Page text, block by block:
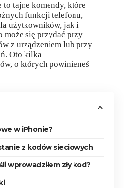
tajne komendy, które
funkcji telefonu,
użytkowników, jak i
może się przydać przy
z urządzeniem lub przy
Oto kilka
o których powinieneś
w iPhonie?
z kodów sieciowych
wprowadziłem zły kod?